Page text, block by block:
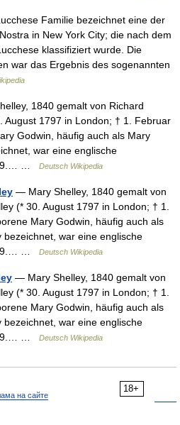
Familie bezeichnet eine der
in New York City; die nach dem
klassifiziert wurde. Die
war das Ergebnis des sogenannten
1840 gemalt von Richard
August 1797 in London; † 1. Februar
Godwin, häufig auch als Mary
war eine englische
19.… …
Deutsch Wikipedia
— Mary Shelley, 1840 gemalt von
(* 30. August 1797 in London; † 1.
Mary Godwin, häufig auch als
bezeichnet, war eine englische
19.… …
Deutsch Wikipedia
— Mary Shelley, 1840 gemalt von
(* 30. August 1797 in London; † 1.
Mary Godwin, häufig auch als
bezeichnet, war eine englische
19.… …
Deutsch Wikipedia
18+
на сайте